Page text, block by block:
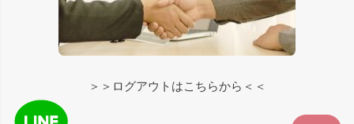
＞＞ログアウトはこちらから＜＜